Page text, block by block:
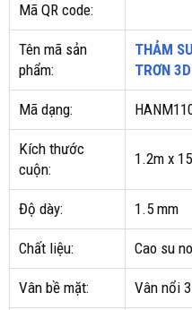
Mã QR code:
Tên mã sản
phẩm:
THẢM
TRƠN 3D
Mã dạng:
Kích thước
cuộn:
1.2m x
Độ dày: 1.5 mm
Chất liệu: Cao su
Vân bề mặt: Vân nổi